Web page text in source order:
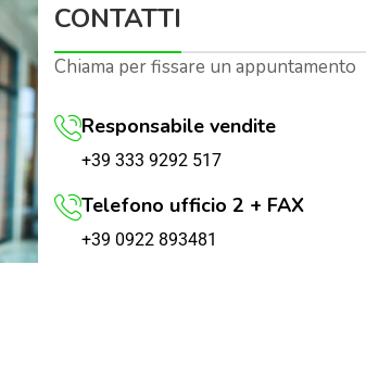
CONTATTI
Chiama per fissare un appuntamento
Responsabile vendite
+39 333 9292 517
Telefono ufficio 2 + FAX
+39 0922 893481